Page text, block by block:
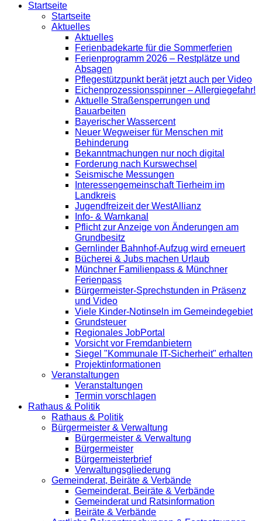
Startseite
Startseite
Aktuelles
Aktuelles
Ferienbadekarte für die Sommerferien
Ferienprogramm 2026 – Restplätze und
Absagen
Pflegestützpunkt berät jetzt auch per Video
Eichenprozessionsspinner – Allergiegefahr!
Aktuelle Straßensperrungen und
Bauarbeiten
Bayerischer Wassercent
Neuer Wegweiser für Menschen mit
Behinderung
Bekanntmachungen nur noch digital
Forderung nach Kurswechsel
Seismische Messungen
Interessengemeinschaft Tierheim im
Landkreis
Jugendfreizeit der WestAllianz
Info- & Warnkanal
Pflicht zur Anzeige von Änderungen am
Grundbesitz
Gernlinder Bahnhof-Aufzug wird erneuert
Bücherei & Jubs machen Urlaub
Münchner Familienpass & Münchner
Ferienpass
Bürgermeister-Sprechstunden in Präsenz
und Video
Viele Kinder-Notinseln im Gemeindegebiet
Grundsteuer
Regionales JobPortal
Vorsicht vor Fremdanbietern
Siegel "Kommunale IT-Sicherheit" erhalten
Projektinformationen
Veranstaltungen
Veranstaltungen
Termin vorschlagen
Rathaus & Politik
Rathaus & Politik
Bürgermeister & Verwaltung
Bürgermeister & Verwaltung
Bürgermeister
Bürgermeisterbrief
Verwaltungsgliederung
Gemeinderat, Beiräte & Verbände
Gemeinderat, Beiräte & Verbände
Gemeinderat und Ratsinformation
Beiräte & Verbände